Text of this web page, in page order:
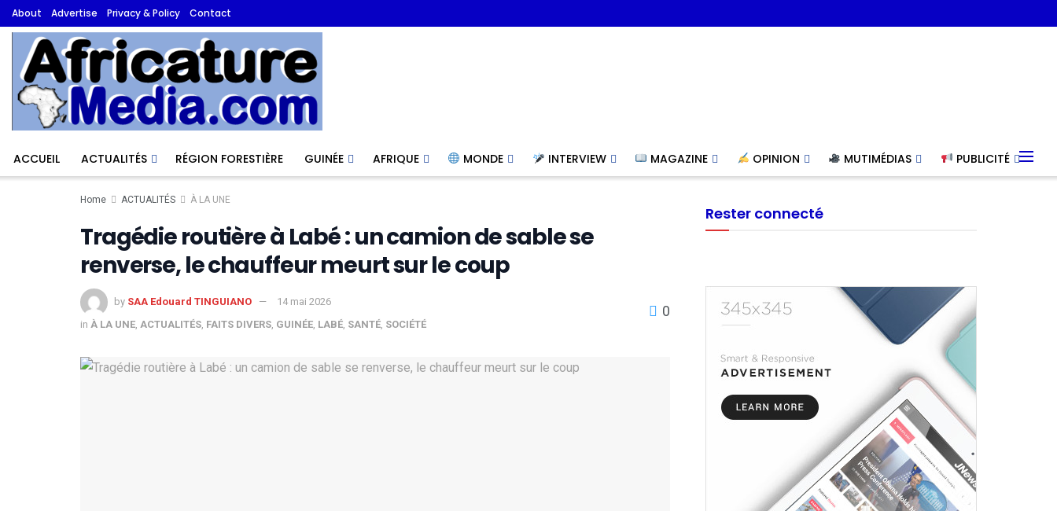
About Advertise Privacy & Policy Contact
ACCUEIL ACTUALITÉS RÉGION FORESTIÈRE GUINÉE AFRIQUE MONDE INTERVIEW MAGAZINE OPINION MUTIMÉDIAS PUBLICITÉ
Home ACTUALITÉS À LA UNE
Tragédie routière à Labé : un camion de sable se
renverse, le chauffeur meurt sur le coup
by SAA Edouard TINGUIANO
14 mai 2026
in À LA UNE, ACTUALITÉS, FAITS DIVERS, GUINÉE, LABÉ, SANTÉ, SOCIÉTÉ
0
Rester connecté